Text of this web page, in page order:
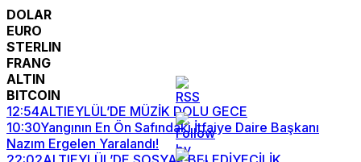
DOLAR
EURO
STERLIN
FRANG
ALTIN
BITCOIN
12:54ALTIEYLÜL’DE MÜZİK DOLU GECE
10:30Yangının En Ön Safındaki İtfaiye Daire Başkanı
Nazım Ergelen Yaralandı!